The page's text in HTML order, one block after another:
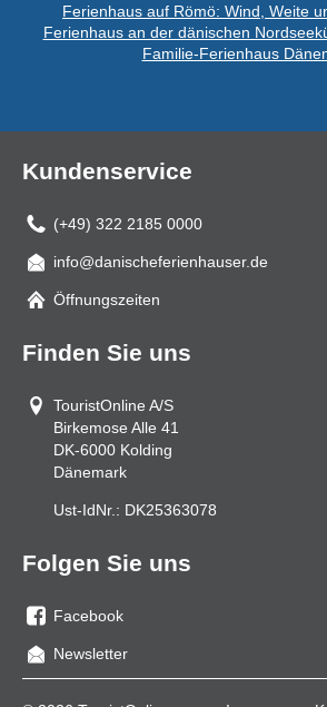
Ferienhaus auf Römö: Wind, Weite
Ferienhaus an der dänischen
Familie-Ferienhaus
Kundenservice
(+49) 322 2185 0000
Mail
info@danischeferienhauser.de
Öffnungszeiten
Finden Sie uns
TouristOnline A/S
Birkemose Alle 41
DK-6000 Kolding
Dänemark
Ust-IdNr.: DK25363078
Folgen Sie uns
Sie
uns
Facebook
Newsletter